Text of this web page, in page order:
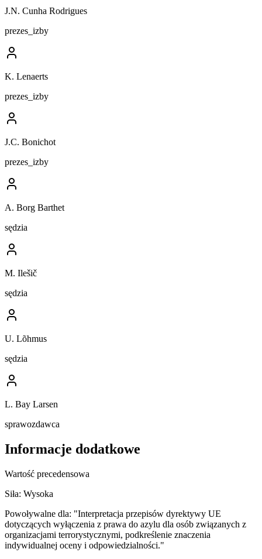
J.N. Cunha Rodrigues
prezes_izby
K. Lenaerts
prezes_izby
J.C. Bonichot
prezes_izby
A. Borg Barthet
sędzia
M. Ilešič
sędzia
U. Lõhmus
sędzia
L. Bay Larsen
sprawozdawca
Informacje dodatkowe
Wartość precedensowa
Siła: Wysoka
Powoływalne dla: "Interpretacja przepisów dyrektywy UE
dotyczących wyłączenia z prawa do azylu dla osób związanych z
organizacjami terrorystycznymi, podkreślenie znaczenia
indywidualnej oceny i odpowiedzialności."